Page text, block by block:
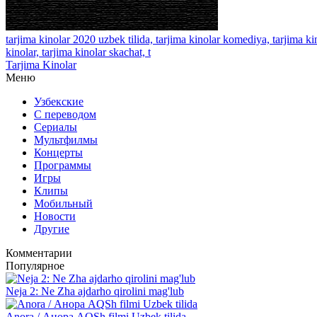
tarjima kinolar 2020 uzbek tilida, tarjima kinolar komediya, tarjima
kinolar, tarjima kinolar skachat, t
Tarjima Kinolar
Меню
Узбекские
С переводом
Сериалы
Мультфилмы
Концерты
Программы
Игры
Клипы
Мобильный
Новости
Другие
Комментарии
Популярное
Neja 2: Ne Zha ajdarho qirolini mag'lub